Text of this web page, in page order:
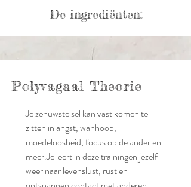
De ingrediënten:
Polyvagaal Theorie
Je zenuwstelsel kan vast komen te
zitten in angst, wanhoop,
moedeloosheid, focus op de ander en
meer.Je leert in deze trainingen jezelf
weer naar levenslust, rust en